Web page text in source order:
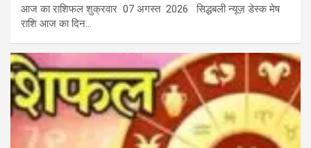
आज का राशिफल शुक्रवार 07 अगस्त 2026 सिद्धबली न्यूज़ डेस्क मेष
राशि आज का दिन…